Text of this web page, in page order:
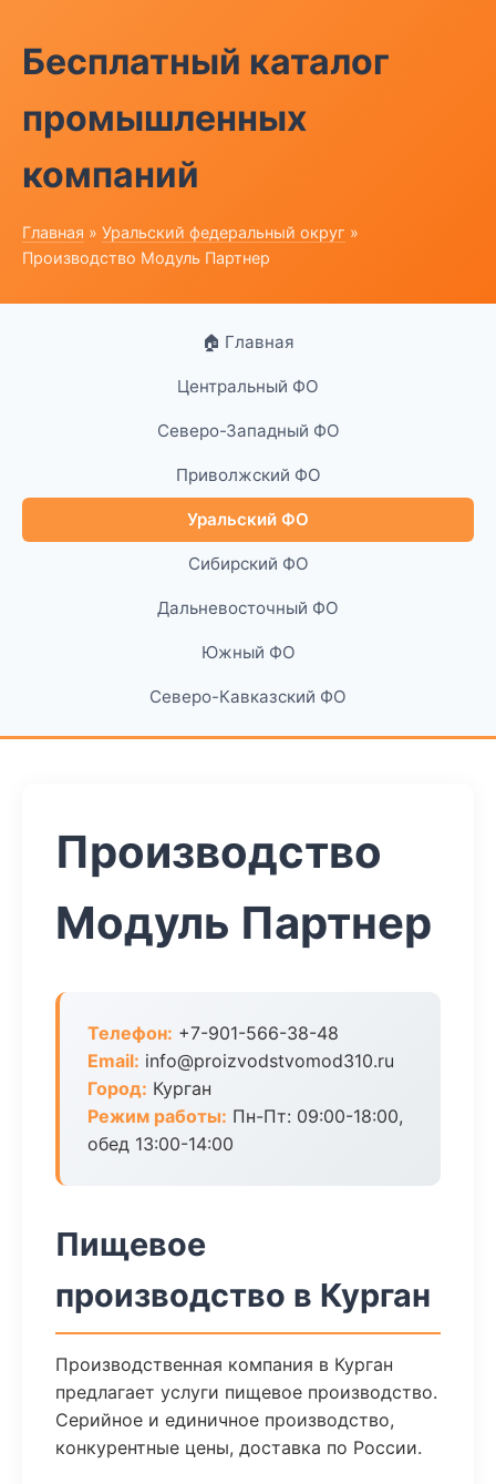
Бесплатный каталог
промышленных
компаний
Главная » Уральский федеральный округ »
Производство Модуль Партнер
🏠 Главная
Центральный ФО
Северо-Западный ФО
Приволжский ФО
Уральский ФО
Сибирский ФО
Дальневосточный ФО
Южный ФО
Северо-Кавказский ФО
Производство
Модуль Партнер
Телефон: +7-901-566-38-48
Email: info@proizvodstvomod310.ru
Город: Курган
Режим работы: Пн-Пт: 09:00-18:00,
обед 13:00-14:00
Пищевое
производство в Курган
Производственная компания в Курган
предлагает услуги пищевое производство.
Серийное и единичное производство,
конкурентные цены, доставка по России.